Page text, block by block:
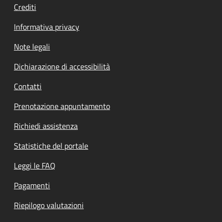
Crediti
Informativa privacy
Note legali
Dichiarazione di accessibilità
Contatti
Prenotazione appuntamento
Richiedi assistenza
Statistiche del portale
Leggi le FAQ
Pagamenti
Riepilogo valutazioni